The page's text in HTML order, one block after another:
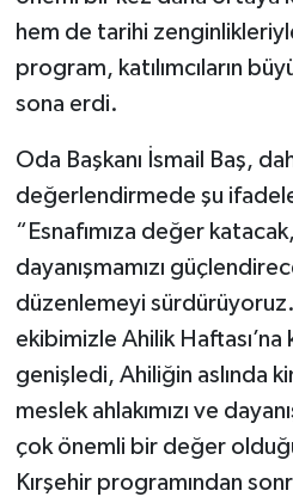
hem de tarihi
program, katılımcıların
sona erdi.
Oda Başkanı İsmail Baş,
değerlendirmede şu
“Esnafımıza değer
dayanışmamızı
düzenlemeyi
ekibimizle Ahilik Haftası’na
genişledi, Ahiliğin aslında
meslek ahlakımızı ve
çok önemli bir değer
Kırşehir programından